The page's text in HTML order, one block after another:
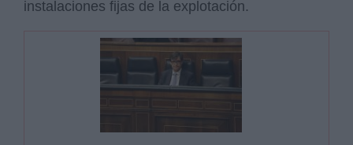
instalaciones fijas de la explotación.